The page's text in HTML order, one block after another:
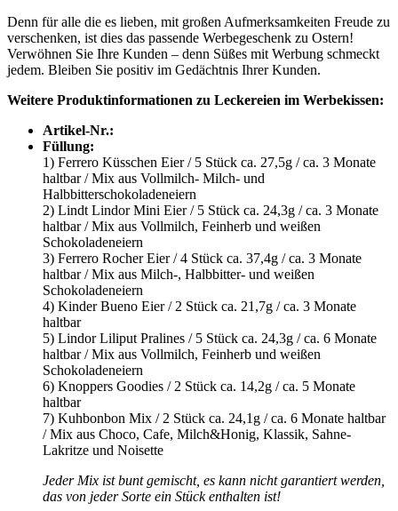
Denn für alle die es lieben, mit großen Aufmerksamkeiten Freude zu
verschenken, ist dies das passende Werbegeschenk zu Ostern!
Verwöhnen Sie Ihre Kunden – denn Süßes mit Werbung schmeckt
jedem. Bleiben Sie positiv im Gedächtnis Ihrer Kunden.
Weitere Produktinformationen zu Leckereien im Werbekissen:
Artikel-Nr.:
Füllung:
1) Ferrero Küsschen Eier / 5 Stück ca. 27,5g / ca. 3 Monate
haltbar / Mix aus Vollmilch- Milch- und
Halbbitterschokoladeneiern
2) Lindt Lindor Mini Eier / 5 Stück ca. 24,3g / ca. 3 Monate
haltbar / Mix aus Vollmilch, Feinherb und weißen
Schokoladeneiern
3) Ferrero Rocher Eier / 4 Stück ca. 37,4g / ca. 3 Monate
haltbar / Mix aus Milch-, Halbbitter- und weißen
Schokoladeneiern
4) Kinder Bueno Eier / 2 Stück ca. 21,7g / ca. 3 Monate
haltbar
5) Lindor Liliput Pralines / 5 Stück ca. 24,3g / ca. 6 Monate
haltbar / Mix aus Vollmilch, Feinherb und weißen
Schokoladeneiern
6) Knoppers Goodies / 2 Stück ca. 14,2g / ca. 5 Monate
haltbar
7) Kuhbonbon Mix / 2 Stück ca. 24,1g / ca. 6 Monate haltbar
/ Mix aus Choco, Cafe, Milch&Honig, Klassik, Sahne-
Lakritze und Noisette
Jeder Mix ist bunt gemischt, es kann nicht garantiert werden,
das von jeder Sorte ein Stück enthalten ist!